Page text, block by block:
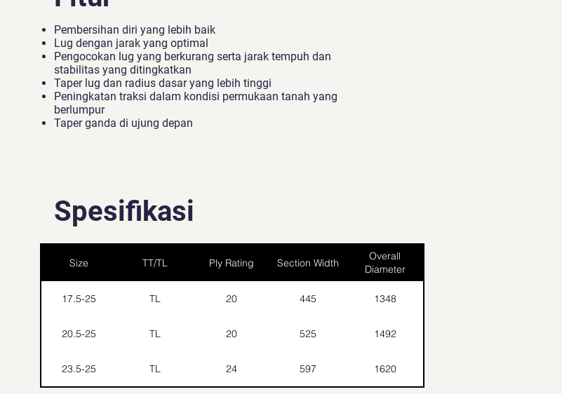
Pembersihan diri yang lebih baik
Lug dengan jarak yang optimal
Pengocokan lug yang berkurang serta jarak tempuh dan
stabilitas yang ditingkatkan
Taper lug dan radius dasar yang lebih tinggi
Peningkatan traksi dalam kondisi permukaan tanah yang
berlumpur
Taper ganda di ujung depan
Spesifikasi
Size TT/TL Ply Rating Section Width
Overall
Diameter
17.5-25 TL 20 445 1348
20.5-25 TL 20 525 1492
23.5-25 TL 24 597 1620